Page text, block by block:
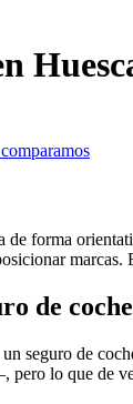
de forma
de
seguro de
lo que de